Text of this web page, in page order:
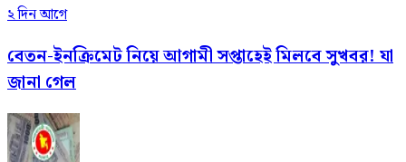
২ দিন আগে
বেতন-ইনক্রিমেট নিয়ে আগামী সপ্তাহেই মিলবে সুখবর! যা
জানা গেল